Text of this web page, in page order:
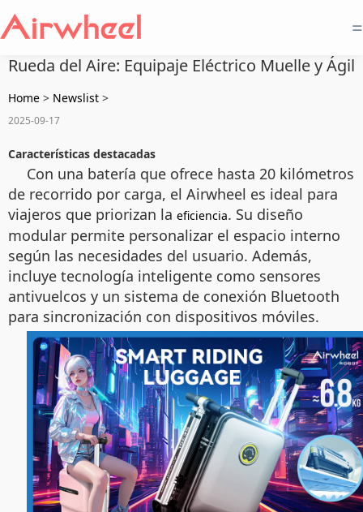
=
Rueda del Aire: Equipaje Eléctrico Muelle y Ágil
Home > Newslist >
2025-09-17
Características destacadas
Con una batería que ofrece hasta 20 kilómetros
de recorrido por carga, el Airwheel es ideal para
viajeros que priorizan la eficiencia. Su diseño
modular permite personalizar el espacio interno
según las necesidades del usuario. Además,
incluye tecnología inteligente como sensores
antivuelcos y un sistema de conexión Bluetooth
para sincronización con dispositivos móviles.